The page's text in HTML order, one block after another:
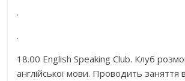
.
.
18.00 English Speaking Club. Клуб
англійської мови. Проводить заняття